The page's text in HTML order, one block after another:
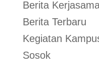
Berita
Berita Terbaru
Kegiatan
Sosok